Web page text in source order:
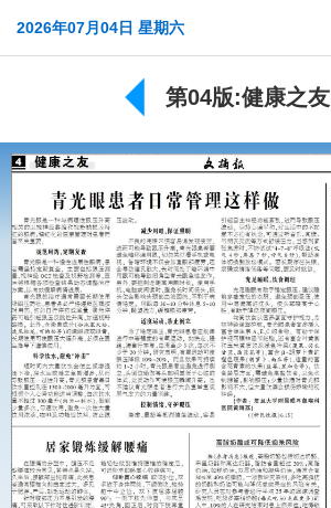
2026年07月04日 星期六
第04版:健康之友